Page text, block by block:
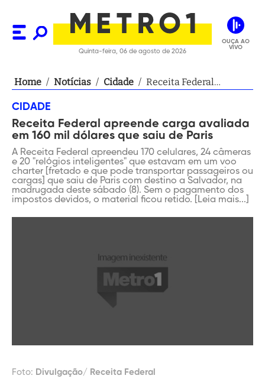
Quinta-feira, 06 de agosto de 2026
OUÇA AO
VIVO
Home / Notícias / Cidade / Receita Federal
dólares que saiu de
Paris
CIDADE
Receita Federal apreende carga avaliada
em 160 mil dólares que saiu de Paris
A Receita Federal apreendeu 170 celulares, 24 câmeras
e 20 "relógios inteligentes" que estavam em um voo
charter [fretado e que pode transportar passageiros ou
cargas] que saiu de Paris com destino a Salvador, na
madrugada deste sábado (8). Sem o pagamento dos
impostos devidos, o material ficou retido. [Leia mais...]
Foto: Divulgação/ Receita Federal